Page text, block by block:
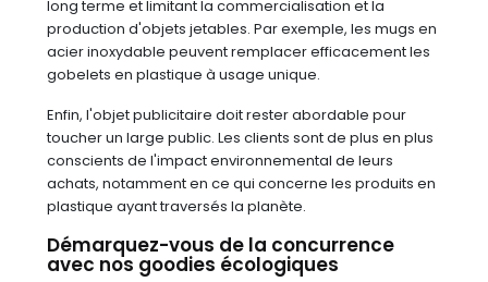
long terme et limitant la commercialisation et la
production d'objets jetables. Par exemple, les mugs en
acier inoxydable peuvent remplacer efficacement les
gobelets en plastique à usage unique.
Enfin, l'objet publicitaire doit rester abordable pour
toucher un large public. Les clients sont de plus en plus
conscients de l'impact environnemental de leurs
achats, notamment en ce qui concerne les produits en
plastique ayant traversés la planète.
Démarquez-vous de la concurrence
avec nos goodies écologiques